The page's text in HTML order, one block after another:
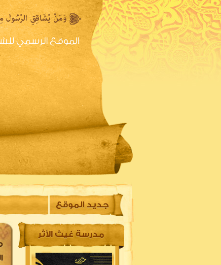
الموقع الرسمي
الصفحه الرئيسية
جديد الموقع
مدرسة غيث الأثر